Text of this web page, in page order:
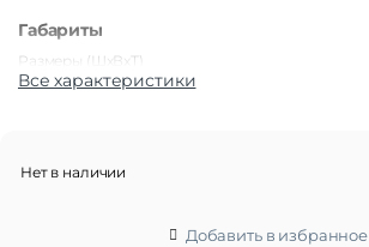
Габариты
Размеры (ШxВxТ)
Все характеристики
Нет в наличии
Добавить в избранное